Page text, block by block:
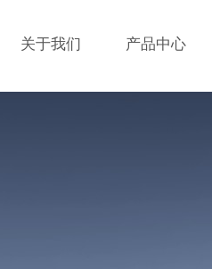
关于我们 产品中心